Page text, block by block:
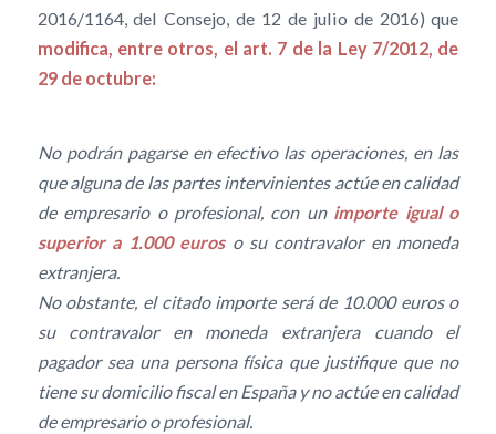
2016/1164, del Consejo, de 12 de julio de 2016) que
modifica, entre otros, el art. 7 de la Ley 7/2012, de
29 de octubre:
No podrán pagarse en efectivo las operaciones, en las
que alguna de las partes intervinientes actúe en calidad
de empresario o profesional, con un importe igual o
superior a 1.000 euros o su contravalor en moneda
extranjera.
No obstante, el citado importe será de 10.000 euros o
su contravalor en moneda extranjera cuando el
pagador sea una persona física que justifique que no
tiene su domicilio fiscal en España y no actúe en calidad
de empresario o profesional.